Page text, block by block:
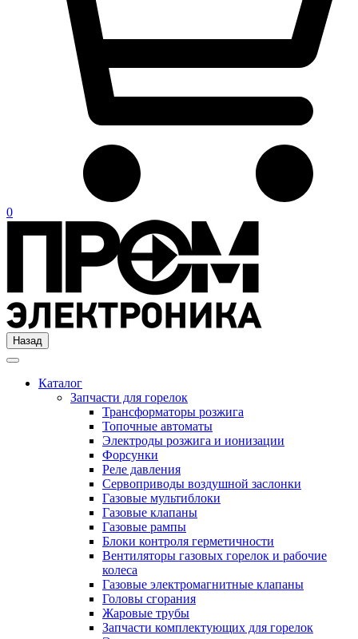
0
Назад
Каталог
Запчасти для горелок
Трансформаторы розжига
Топочные автоматы
Электроды розжига и ионизации
Форсунки
Реле давления
Сервоприводы воздушной заслонки
Газовые мультиблоки
Газовые клапаны
Газовые рампы
Блоки контроля герметичности
Вентиляторы газовых горелок и рабочие
колеса
Газовые электромагнитные клапаны
Головы сгорания
Жаровые трубы
Запчасти комплектующих для горелок